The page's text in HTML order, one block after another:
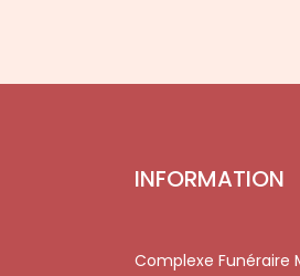
INFORMATION
Complexe Funéraire